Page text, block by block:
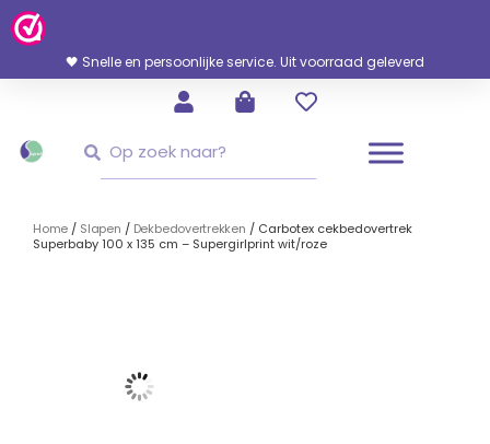
Ga
Naar
Inhoud
🖤 Snelle en persoonlijke service. Uit voorraad geleverd
Home / Slapen / Dekbedovertrekken / Carbotex cekbedovertrek
Superbaby 100 x 135 cm – Supergirlprint wit/roze